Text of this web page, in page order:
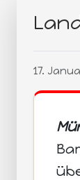
17.